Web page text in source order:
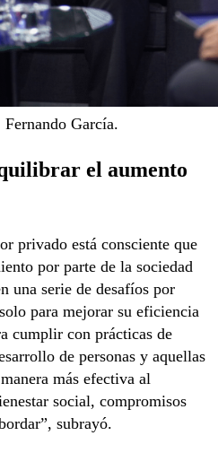
García.
el aumento
privado está consciente que
por parte de la sociedad
una serie de desafíos por
para mejorar su eficiencia
cumplir con prácticas de
de personas y aquellas
más efectiva al
social, compromisos
subrayó.